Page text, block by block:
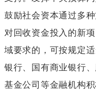
鼓励社会资本通过多
对回收资金投入的新
域要求的，可按规定
银行、国有商业银行
基金公司等金融机构